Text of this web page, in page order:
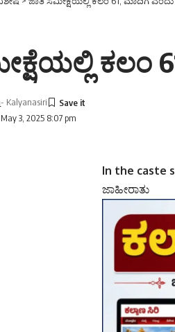
ಕಲಂ
3, 2025 8:07 pm
- Kalyanasiri
In the caste
ಜಾಹೀರಾತು